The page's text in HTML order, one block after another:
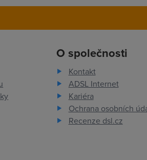
O společnosti
Kontakt
ADSL Internet
Kariéra
Ochrana osobních
Recenze dsl.cz